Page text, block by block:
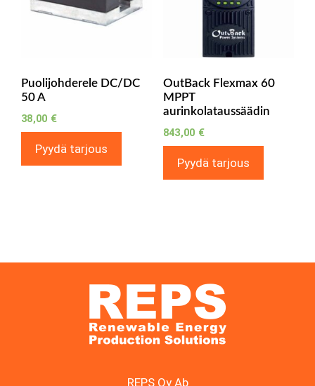
Puolijohderele DC/DC
50 A
38,00 €
Pyydä tarjous
OutBack Flexmax 60
MPPT
aurinkolataussäädin
843,00 €
Pyydä tarjous
REPS Oy Ab